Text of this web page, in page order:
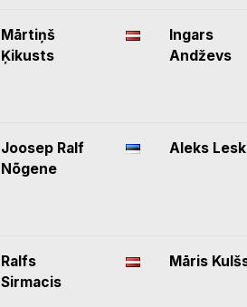
Mārtiņš
Ķikusts
Ingars
Andževs
Joosep Ralf
Nõgene
Aleks Lesk
Ralfs
Sirmacis
Māris